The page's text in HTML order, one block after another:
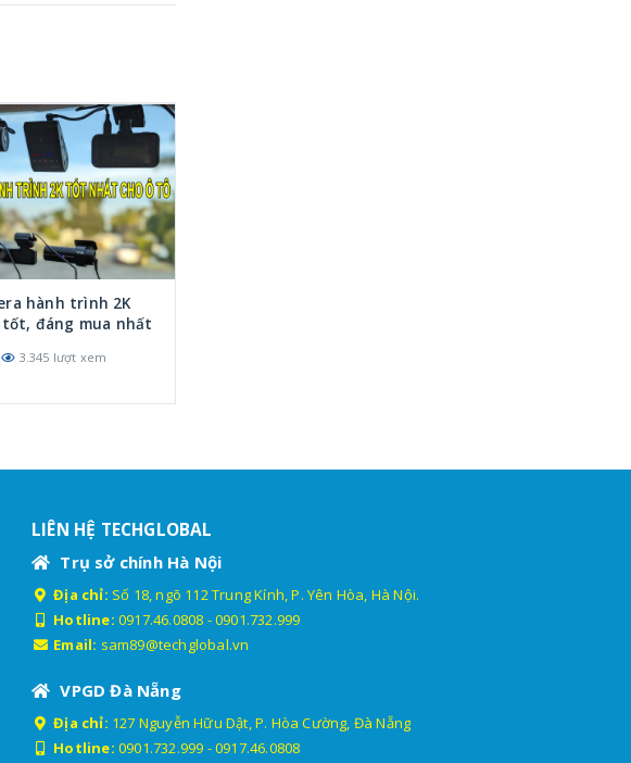
hành trình 2K
đáng mua nhất
3.345 lượt xem
LIÊN HỆ TECHGLOBAL
Trụ sở chính Hà Nội
Địa chỉ: Số 18, ngõ 112 Trung Kính, P. Yên Hòa, Hà Nội.
Hotline: 0917.46.0808 -0901.732.999
Email: sam89@techglobal.vn
VPGD Đà Nẵng
Địa chỉ: 127 Nguyễn Hữu Dật, P. Hòa Cường, Đà Nẵng
Hotline: 0901.732.999 -0917.46.0808